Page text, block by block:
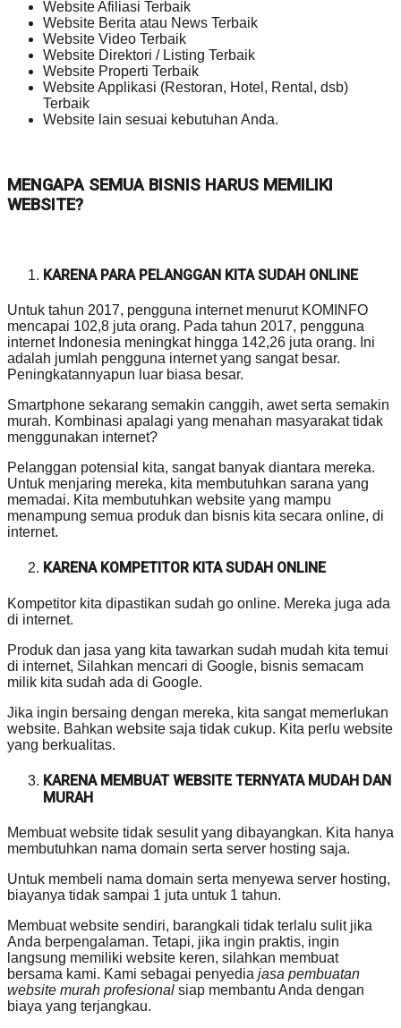
Website Afiliasi Terbaik
Website Berita atau News Terbaik
Website Video Terbaik
Website Direktori / Listing Terbaik
Website Properti Terbaik
Website Applikasi (Restoran, Hotel, Rental, dsb)
Terbaik
Website lain sesuai kebutuhan Anda.
MENGAPA SEMUA BISNIS HARUS MEMILIKI
WEBSITE?
KARENA PARA PELANGGAN KITA SUDAH ONLINE
Untuk tahun 2017, pengguna internet menurut KOMINFO
mencapai 102,8 juta orang. Pada tahun 2017, pengguna
internet Indonesia meningkat hingga 142,26 juta orang. Ini
adalah jumlah pengguna internet yang sangat besar.
Peningkatannyapun luar biasa besar.
Smartphone sekarang semakin canggih, awet serta semakin
murah. Kombinasi apalagi yang menahan masyarakat tidak
menggunakan internet?
Pelanggan potensial kita, sangat banyak diantara mereka.
Untuk menjaring mereka, kita membutuhkan sarana yang
memadai. Kita membutuhkan website yang mampu
menampung semua produk dan bisnis kita secara online, di
internet.
KARENA KOMPETITOR KITA SUDAH ONLINE
Kompetitor kita dipastikan sudah go online. Mereka juga ada
di internet.
Produk dan jasa yang kita tawarkan sudah mudah kita temui
di internet, Silahkan mencari di Google, bisnis semacam
milik kita sudah ada di Google.
Jika ingin bersaing dengan mereka, kita sangat memerlukan
website. Bahkan website saja tidak cukup. Kita perlu website
yang berkualitas.
KARENA MEMBUAT WEBSITE TERNYATA MUDAH DAN
MURAH
Membuat website tidak sesulit yang dibayangkan. Kita hanya
membutuhkan nama domain serta server hosting saja.
Untuk membeli nama domain serta menyewa server hosting,
biayanya tidak sampai 1 juta untuk 1 tahun.
Membuat website sendiri, barangkali tidak terlalu sulit jika
Anda berpengalaman. Tetapi, jika ingin praktis, ingin
langsung memiliki website keren, silahkan membuat
bersama kami. Kami sebagai penyedia jasa pembuatan
website murah profesional siap membantu Anda dengan
biaya yang terjangkau.